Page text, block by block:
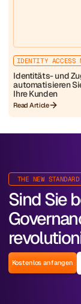
IDENTITY ACCESS
Identitäts- und
automatisieren
Ihre Kunden
Read Article
THE NEW
Sind Sie
Kostenlos anfangen